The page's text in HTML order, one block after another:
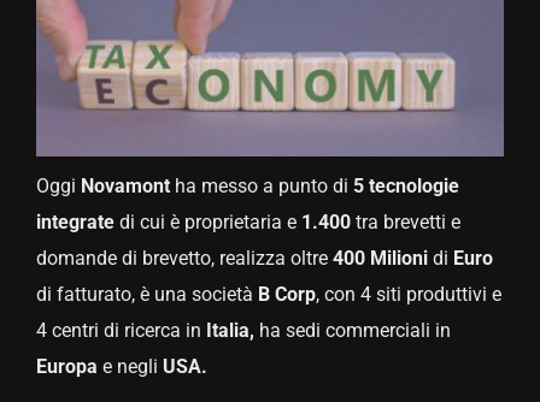
Oggi Novamontha messo a punto di 5 tecnologie
integratedi cui è proprietaria e 1.400tra brevetti e
domande di brevetto, realizza oltre 400 Milionidi Euro
di fatturato, è una società B Corp, con 4 siti produttivi e
4 centri di ricerca in Italia, ha sedi commerciali in
Europa e negli USA.